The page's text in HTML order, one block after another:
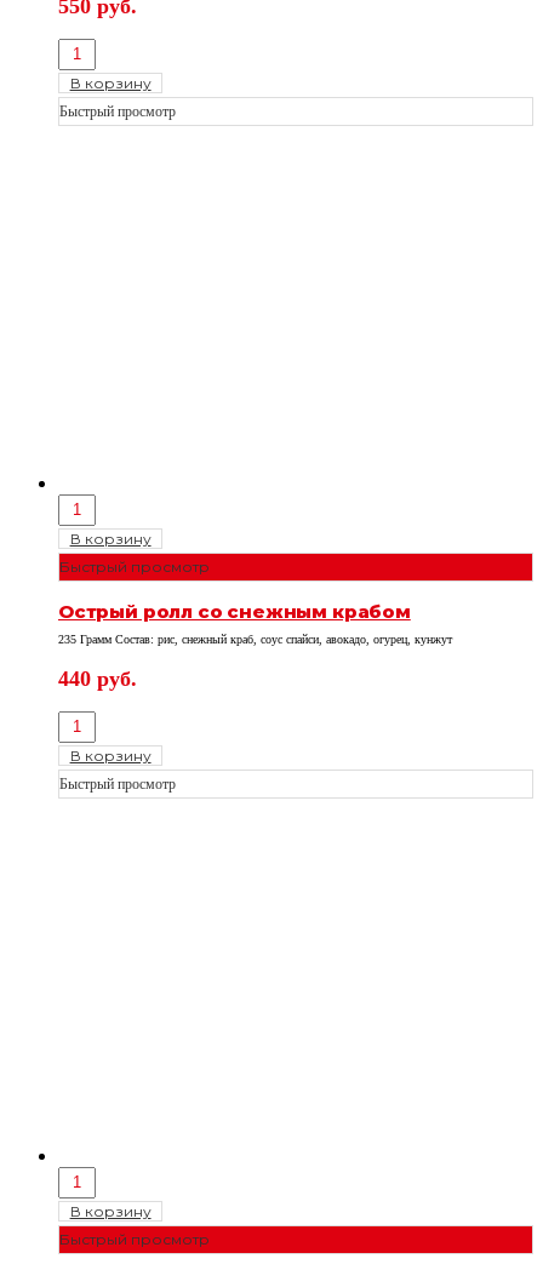
550 руб.
В корзину
Быстрый просмотр
В корзину
Быстрый просмотр
Острый ролл со снежным крабом
235 Грамм Состав: рис, снежный краб, соус спайси, авокадо, огурец, кунжут
440 руб.
В корзину
Быстрый просмотр
В корзину
Быстрый просмотр